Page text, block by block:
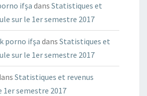
ifşa dans Statistiques et
sur le 1er semestre 2017
porno ifşa dans Statistiques et
sur le 1er semestre 2017
Statistiques et revenus
1er semestre 2017